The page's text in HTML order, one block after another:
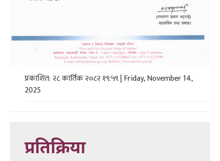
प्रकाशित: २८ कार्तिक २०८२ १९:५९ | Friday, November 14,
2025
प्रतिक्रिया